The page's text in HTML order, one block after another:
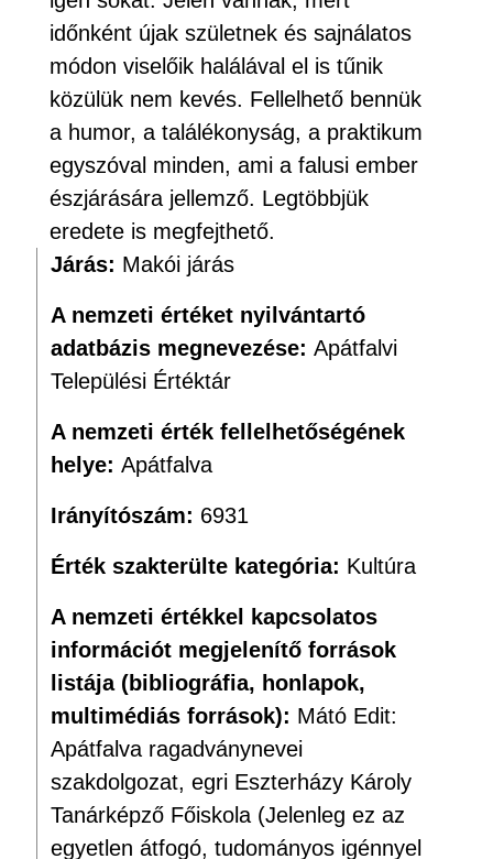
időnként újak születnek és sajnálatos
módon viselőik halálával el is tűnik
közülük nem kevés. Fellelhető bennük
a humor, a találékonyság, a praktikum
egyszóval minden, ami a falusi ember
észjárására jellemző. Legtöbbjük
eredete is megfejthető.
Járás: Makói járás
A nemzeti értéket nyilvántartó
adatbázis megnevezése: Apátfalvi
Települési Értéktár
A nemzeti érték fellelhetőségének
helye: Apátfalva
Irányítószám: 6931
Érték szakterülte kategória: Kultúra
A nemzeti értékkel kapcsolatos
információt megjelenítő források
listája (bibliográfia, honlapok,
multimédiás források): Mátó Edit:
Apátfalva ragadványnevei
szakdolgozat, egri Eszterházy Károly
Tanárképző Főiskola (Jelenleg ez az
egyetlen átfogó, tudományos igénnyel